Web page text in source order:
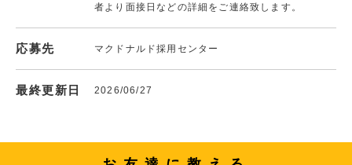
者より面接日などの詳細をご連絡致します。
応募先 マクドナルド採用センター
最終更新日 2026/06/27